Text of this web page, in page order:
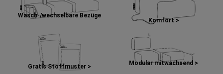
Wasch-/wechselbare Bezüge
Komfort >
Gratis Stoffmuster >
Modular mitwachsend >